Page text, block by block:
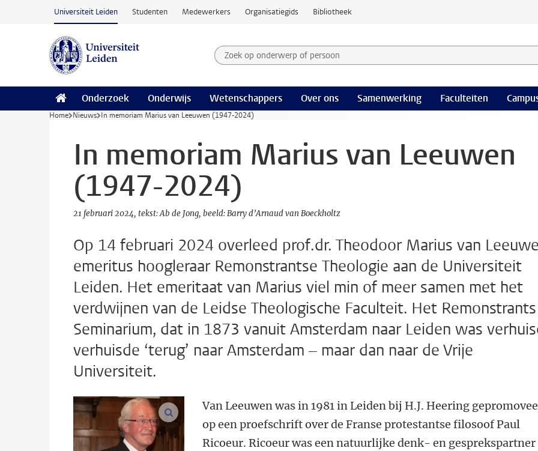
Ga naar hoofdinhoud
Universiteit Leiden Studenten Medewerkers Organisatiegids Bibliotheek
Zoek op onderwerp of persoon en selecteer categorie
Zoekterm
Onderzoek Onderwijs Wetenschappers Over ons Samenwerking Faculteiten
Home Nieuws In memoriam Marius van Leeuwen (1947-2024)
In memoriam Marius van Leeuwen
(1947-2024)
21 februari 2024 tekst: Ab de Jong beeld: Barry d’Arnaud van Boeckholtz
Op 14 februari 2024 overleed prof.dr. Theodoor Marius van
emeritus hoogleraar Remonstrantse Theologie aan de Universiteit
Leiden. Het emeritaat van Marius viel min of meer samen met het
verdwijnen van de Leidse Theologische Faculteit. Het Remonstrants
Seminarium, dat in 1873 vanuit Amsterdam naar Leiden was
verhuisde ‘terug’ naar Amsterdam – maar dan naar de Vrije
Universiteit.
vergroot afbeeldingen
Van Leeuwen was in 1981 in Leiden bij H.J. Heering
op een proefschrift over de Franse protestantse filosoof Paul
Ricoeur. Ricoeur was een natuurlijke denk- en gesprekspartner